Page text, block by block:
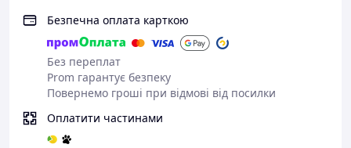
Безпечна оплата карткою
Без переплат
Prom гарантує безпеку
Повернемо гроші при відмові від посилки
Оплатити частинами